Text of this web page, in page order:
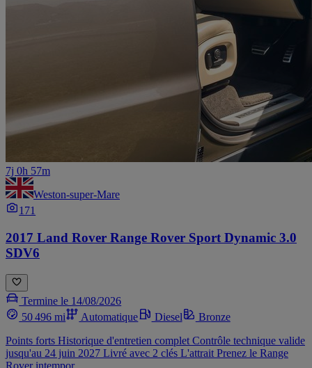
7j 0h 57m
Weston-super-Mare
171
2017 Land Rover Range Rover Sport Dynamic 3.0
SDV6
Termine le 14/08/2026
50 496 mi
Automatique Diesel
Bronze
Points forts Historique d'entretien complet Contrôle technique valide
jusqu'au 24 juin 2027 Livré avec 2 clés L'attrait Prenez le Range